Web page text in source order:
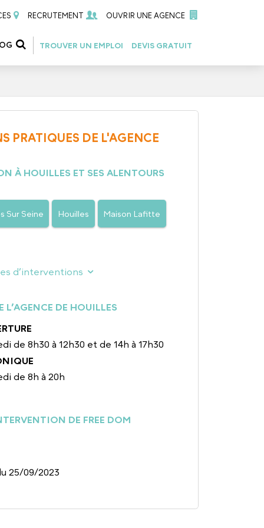
RECRUTEMENT OUVRIR UNE AGENCE
TROUVER UN EMPLOI DEVIS GRATUIT
PRATIQUES DE L'AGENCE
À HOUILLES ET SES ALENTOURS
Sur Seine Houilles Maison Lafitte
d’interventions
L’AGENCE DE HOUILLES
de 8h30 à 12h30 et de 14h à 17h30
de 8h à 20h
DE FREE DOM
25/09/2023